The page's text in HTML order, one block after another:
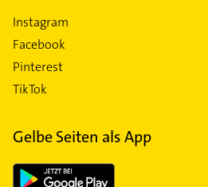
Instagram
Facebook
Pinterest
TikTok
Gelbe Seiten als App